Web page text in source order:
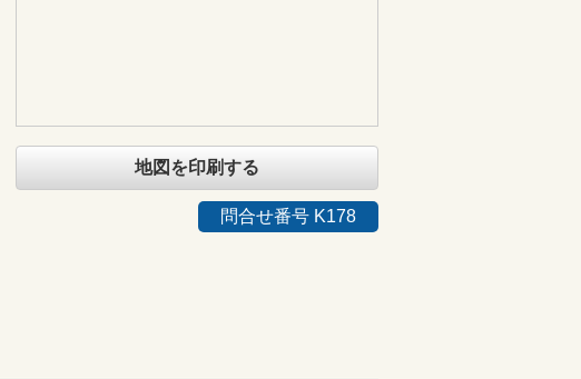
地図を印刷する
問合せ番号 K178